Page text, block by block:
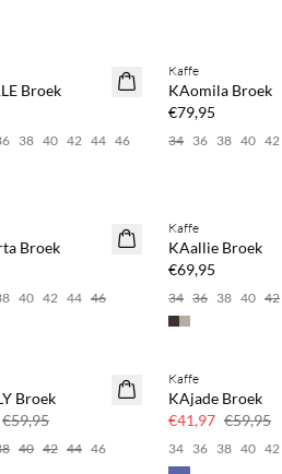
Broek
38 40 42 44 46
NEWS
Kaffe
KAomila Broek
€79,95
34 36 38 40 42
Broek
40 42 44 46
NEWS
Kaffe
KAallie Broek
€69,95
34 36 38 40 42
Broek
€59,95
40 42 44 46
SAVE20
30% korting
Kaffe
KAjade Broek
€41,97 €59,95
34 36 38 40 42